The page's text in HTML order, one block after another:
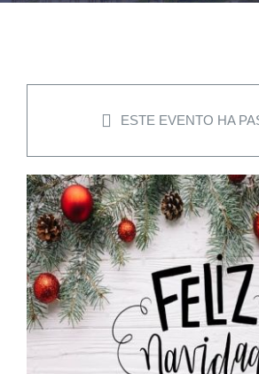
DOCUMENTOS
CONTÁCTENOS
ACCESOS DIRECTOS
ESTE EVENTO HA